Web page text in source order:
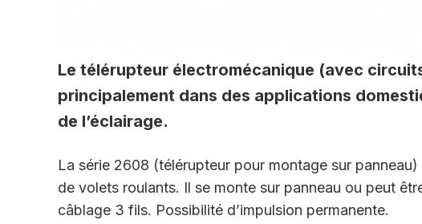
Le télérupteur électromécanique (avec
principalement dans des applications
de l’éclairage.
La série 2608 (télérupteur pour montage sur
de volets roulants. Il se monte sur panneau ou peut
câblage 3 fils. Possibilité d’impulsion permanente.